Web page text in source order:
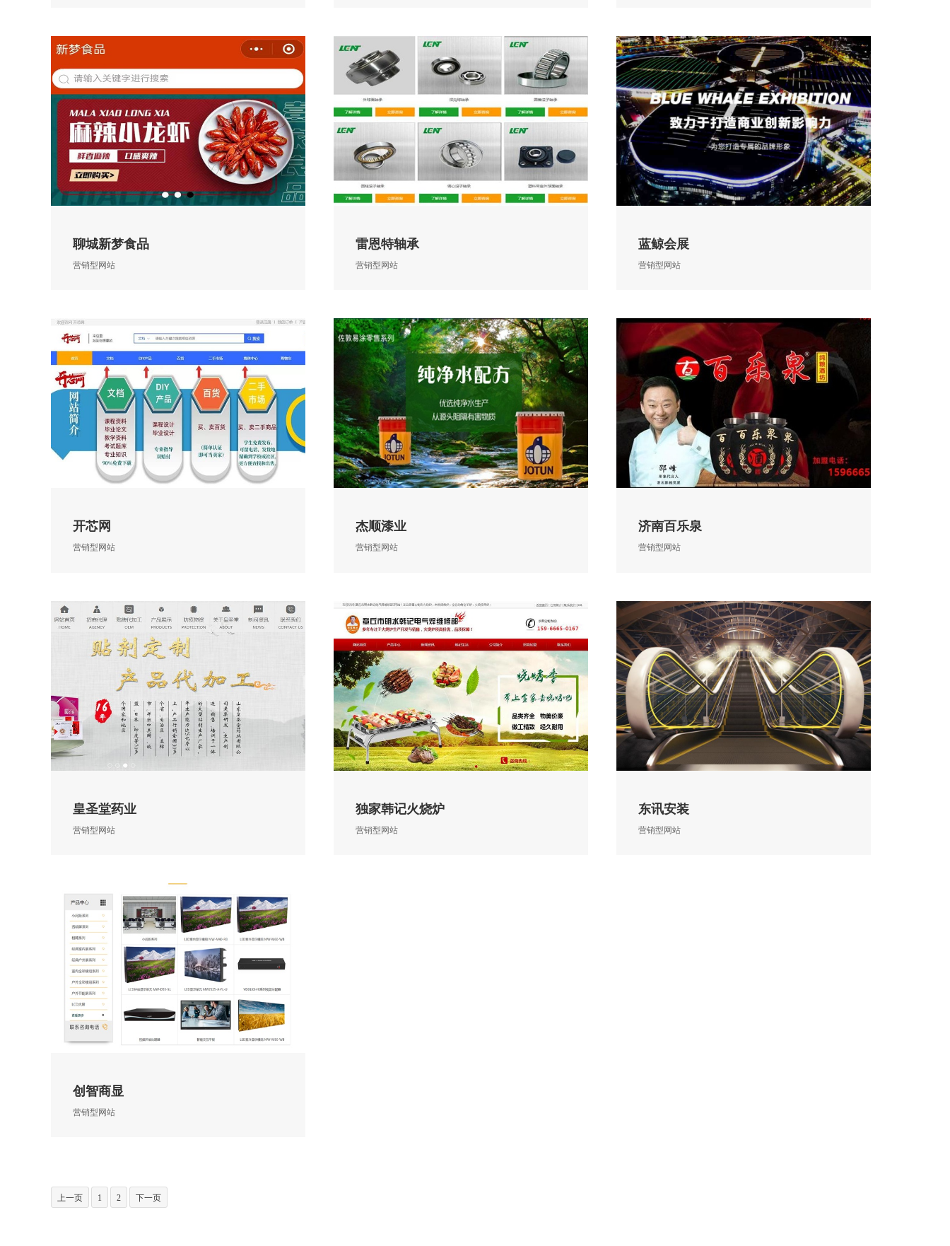
聊城新梦食品
营销型网站
雷恩特轴承
营销型网站
蓝鲸会展
营销型网站
开芯网
营销型网站
杰顺漆业
营销型网站
济南百乐泉
营销型网站
皇圣堂药业
营销型网站
独家韩记火烧炉
营销型网站
东讯安装
营销型网站
创智商显
营销型网站
上一页 1 2 下一页